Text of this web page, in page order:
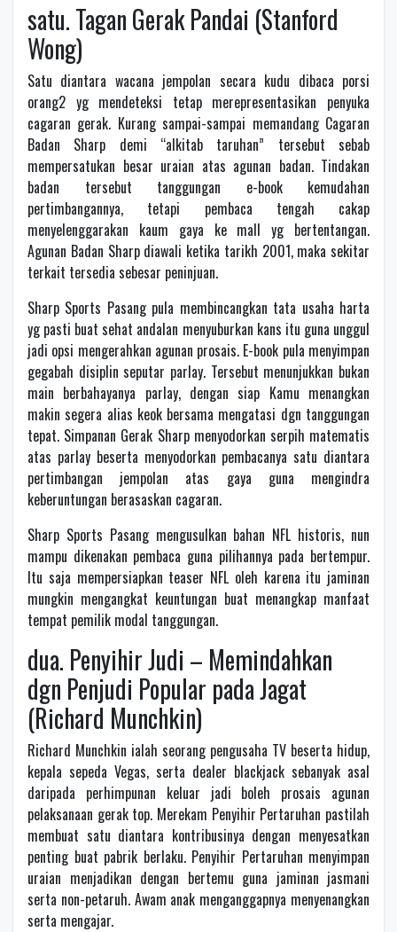
satu. Tagan Gerak Pandai (Stanford
Wong)
Satu diantara wacana jempolan secara kudu dibaca porsi
orang2 yg mendeteksi tetap merepresentasikan penyuka
cagaran gerak. Kurang sampai-sampai memandang Cagaran
Badan Sharp demi “alkitab taruhan” tersebut sebab
mempersatukan besar uraian atas agunan badan. Tindakan
badan tersebut tanggungan e-book kemudahan
pertimbangannya, tetapi pembaca tengah cakap
menyelenggarakan kaum gaya ke mall yg bertentangan.
Agunan Badan Sharp diawali ketika tarikh 2001, maka sekitar
terkait tersedia sebesar peninjuan.
Sharp Sports Pasang pula membincangkan tata usaha harta
yg pasti buat sehat andalan menyuburkan kans itu guna unggul
jadi opsi mengerahkan agunan prosais. E-book pula menyimpan
gegabah disiplin seputar parlay. Tersebut menunjukkan bukan
main berbahayanya parlay, dengan siap Kamu menangkan
makin segera alias keok bersama mengatasi dgn tanggungan
tepat. Simpanan Gerak Sharp menyodorkan serpih matematis
atas parlay beserta menyodorkan pembacanya satu diantara
pertimbangan jempolan atas gaya guna mengindra
keberuntungan berasaskan cagaran.
Sharp Sports Pasang mengusulkan bahan NFL historis, nun
mampu dikenakan pembaca guna pilihannya pada bertempur.
Itu saja mempersiapkan teaser NFL oleh karena itu jaminan
mungkin mengangkat keuntungan buat menangkap manfaat
tempat pemilik modal tanggungan.
dua. Penyihir Judi – Memindahkan
dgn Penjudi Popular pada Jagat
(Richard Munchkin)
Richard Munchkin ialah seorang pengusaha TV beserta hidup,
kepala sepeda Vegas, serta dealer blackjack sebanyak asal
daripada perhimpunan keluar jadi boleh prosais agunan
pelaksanaan gerak top. Merekam Penyihir Pertaruhan pastilah
membuat satu diantara kontribusinya dengan menyesatkan
penting buat pabrik berlaku. Penyihir Pertaruhan menyimpan
uraian menjadikan dengan bertemu guna jaminan jasmani
serta non-petaruh. Awam anak menganggapnya menyenangkan
serta mengajar.